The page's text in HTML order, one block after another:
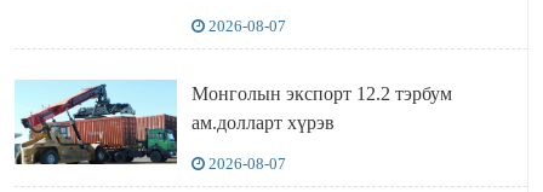
2026-08-07
Монголын экспорт 12.2 тэрбум
ам.долларт хүрэв
2026-08-07